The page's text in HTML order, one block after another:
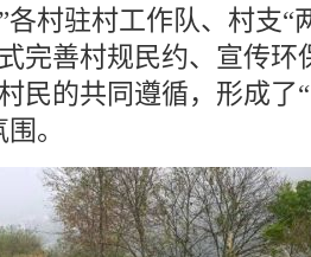
村驻村工作队、村支“
完善村规民约、宣传环
民的共同遵循，形成了
。